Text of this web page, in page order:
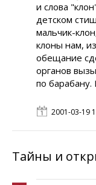
и слова
детском
мальчик-
клоны нам,
обещание
органов
по барабану.
2001-03-19
Тайны и